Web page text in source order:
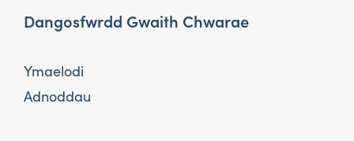
Dangosfwrdd Gwaith Chwarae
Ymaelodi
Adnoddau